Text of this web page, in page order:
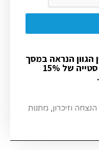
הגוון הנראה במסך
לגוון הצבע בתוצר הסופי עד סטייה של 15%
וזיכרון, מתנות